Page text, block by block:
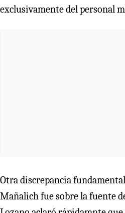
exclusivamente del personal
Otra discrepancia
Mañalich fue sobre la fuente